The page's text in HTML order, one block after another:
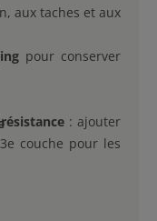
aux taches et aux
pour conserver
: ajouter
couche pour les